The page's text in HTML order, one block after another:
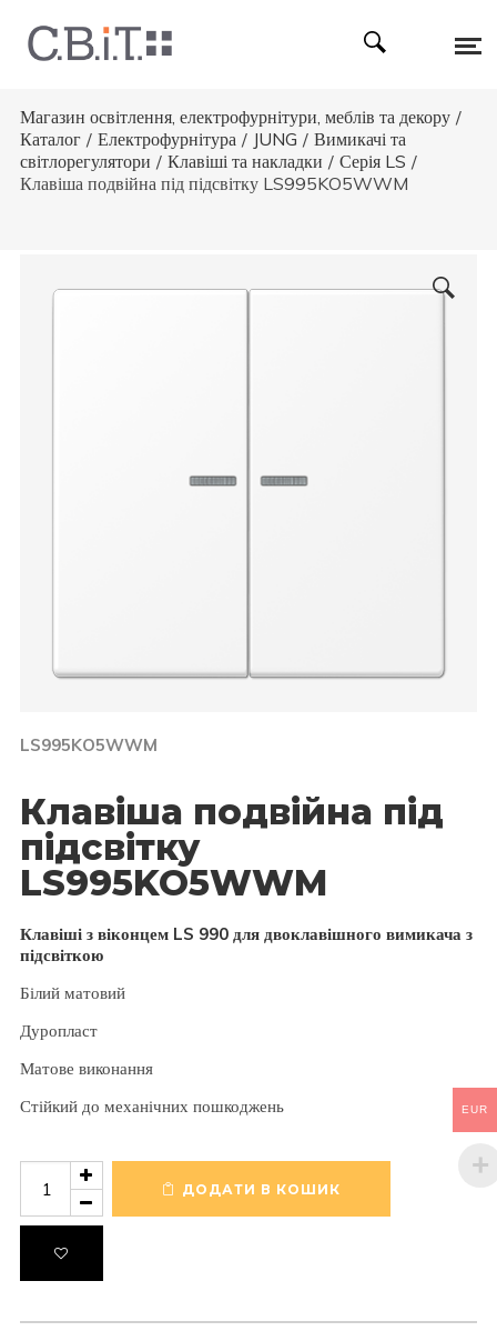
Магазин освітлення, електрофурнітури, меблів та декору /
Каталог / Електрофурнітура / JUNG / Вимикачі та
світлорегулятори / Клавіші та накладки / Серія LS /
Клавіша подвійна під підсвітку LS995KO5WWM
LS995KO5WWM
Клавіша подвійна під
підсвітку
LS995KO5WWM
Клавіші з віконцем LS 990 для двоклавішного вимикача з
підсвіткою
Білий матовий
Дуропласт
Матове виконання
Стійкий до механічних пошкоджень
подвійна
під
LS995KO5WWM
кількість
ДОДАТИ В КОШИК
EUR